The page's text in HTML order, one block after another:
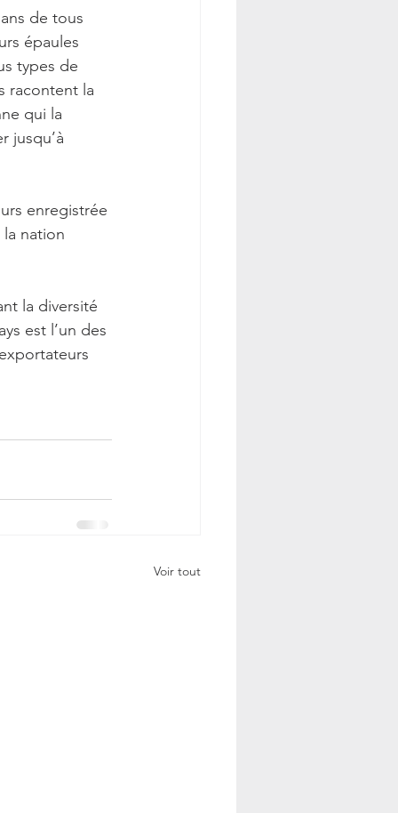
de tous
épaules
types de
racontent la
qui la
jusqu’à
enregistrée
nation
la diversité
est l’un des
Voir tout